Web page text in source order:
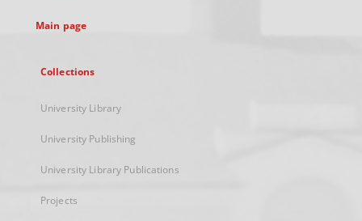
Main page
Collections
University Library
University Publishing
University Library Publications
Projects